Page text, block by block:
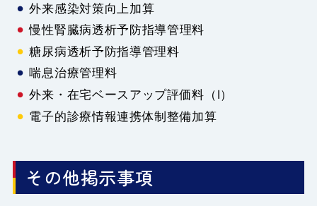
外来感染対策向上加算
慢性腎臓病透析予防指導管理料
糖尿病透析予防指導管理料
喘息治療管理料
外来・在宅ベースアップ評価料（I）
電子的診療情報連携体制整備加算
その他掲示事項